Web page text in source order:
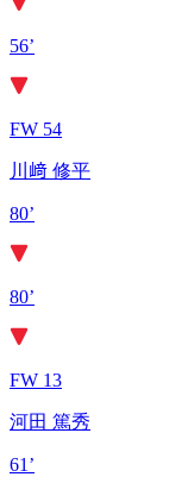
56’
FW 54
川﨑 修平
80’
80’
FW 13
河田 篤秀
61’